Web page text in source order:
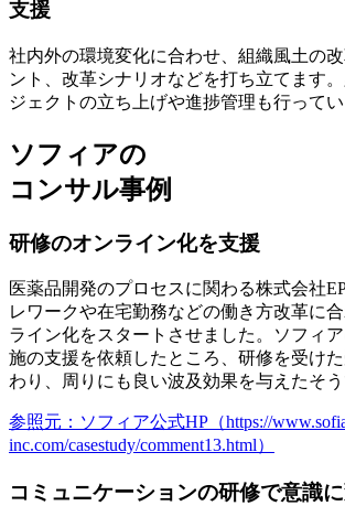
支援
社内外の環境変化に合わせ、 組織風土の
ント、改革シナリオなどを打ち立て ます
ジェクトの立ち上げや進捗管理も行ってい
ソフィアの
コンサル事例
研修のオンライン化を支援
医薬品開発のプロセスに関わる株式会社
レワークや在宅勤務などの働き方改革に
ライン化をスタートさせました。ソフィ
施の支援を依頼したところ、研修を受け
わり、周りにも良い波及効果を与えたそう
参照元：ソフィア公式HP（https://
inc.com/casestudy/comment13.html）
コミュニケーションの研修で意識